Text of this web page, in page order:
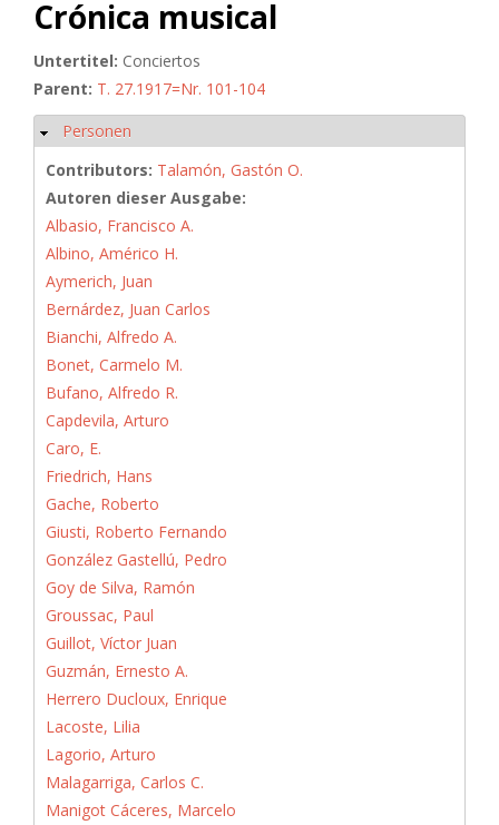
Crónica musical
Untertitel: Conciertos
Parent: T. 27.1917=Nr. 101-104
Hide
Personen
Contributors: Talamón, Gastón O.
Autoren dieser Ausgabe:
Albasio, Francisco A.
Albino, Américo H.
Aymerich, Juan
Bernárdez, Juan Carlos
Bianchi, Alfredo A.
Bonet, Carmelo M.
Bufano, Alfredo R.
Capdevila, Arturo
Caro, E.
Friedrich, Hans
Gache, Roberto
Giusti, Roberto Fernando
González Gastellú, Pedro
Goy de Silva, Ramón
Groussac, Paul
Guillot, Víctor Juan
Guzmán, Ernesto A.
Herrero Ducloux, Enrique
Lacoste, Lilia
Lagorio, Arturo
Malagarriga, Carlos C.
Manigot Cáceres, Marcelo